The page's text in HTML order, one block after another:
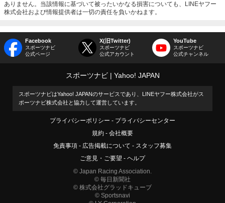
ありません。当該情報に基づいて被ったいかなる損害についても、LINEヤフー
株式会社および情報提供者は一切の責任を負いかねます。
Facebook
スポーツナビ
公式ページ
X(旧Twitter)
スポーツナビ
公式アカウント
YouTube
スポーツナビ
公式チャンネル
スポーツナビ Yahoo! JAPAN
スポーツナビはYahoo! JAPANのサービスであり、LINEヤフー株式会社がス
ポーツナビ株式会社と協力して運営しています。
プライバシーポリシー
プライバシーセンター
規約
会社概要
免責事項
広告掲載について
スタッフ募集
ご意見・ご要望
ヘルプ
© Japan Racing Association.
© 毎日新聞社
© 株式会社グラッドキューブ
© Sportsnavi